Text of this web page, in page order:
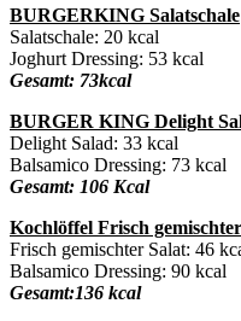
BURGERKING Salatschale
Salatschale: 20 kcal
Joghurt Dressing: 53 kcal
Gesamt: 73kcal
BURGER KING Delight
Delight Salad: 33 kcal
Balsamico Dressing: 73 kcal
Gesamt: 106 Kcal
Kochlöffel Frisch
Frisch gemischter Salat: 46
Balsamico Dressing: 90 kcal
Gesamt:136 kcal